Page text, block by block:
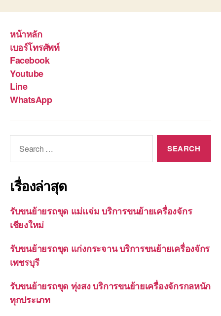
หน้าหลัก
เบอร์โทรศัพท์
Facebook
Youtube
Line
WhatsApp
เรื่องล่าสุด
รับขนย้ายรถขุด แม่แจ่ม บริการขนย้ายเครื่องจักร
เชียงใหม่
รับขนย้ายรถขุด แก่งกระจาน บริการขนย้ายเครื่องจักร
เพชรบุรี
รับขนย้ายรถขุด ทุ่งสง บริการขนย้ายเครื่องจักรกลหนัก
ทุกประเภท